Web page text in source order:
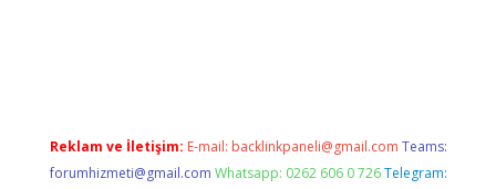
Reklam ve İletişim: E-mail: backlinkpaneli@gmail.com Teams:
forumhizmeti@gmail.com Whatsapp: 0262 606 0 726 Telegram: